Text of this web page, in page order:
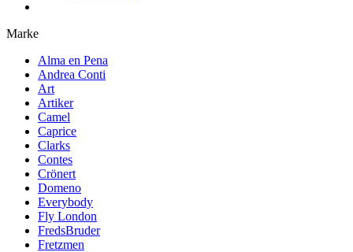
Marke
Alma en Pena
Andrea Conti
Art
Artiker
Camel
Caprice
Clarks
Contes
Crönert
Domeno
Everybody
Fly London
FredsBruder
Fretzmen